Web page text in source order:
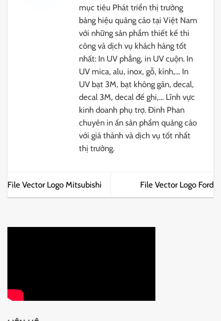
mục tiêu Phát triển thị trường
bảng hiệu quảng cáo tại Việt Nam
với những sản phẩm thiết kế thi
công và dịch vụ khách hàng tốt
nhất: In UV phẳng, in UV cuộn. In
UV mica, alu, inox, gỗ, kính,… In
UV bạt 3M, bạt không gân, decal,
decal 3M, decal đế ghi,… Lĩnh vực
kinh doanh phụ trợ. Đinh Phan
chuyên in ấn sản phẩm quảng cáo
với giá thành và dịch vụ tốt nhất
thị trường.
File Vector Logo Mitsubishi File Vector Logo Ford